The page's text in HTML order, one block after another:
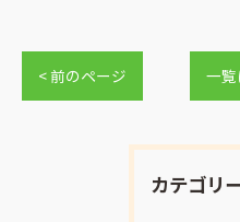
< 前のページ 一覧
カテゴリ